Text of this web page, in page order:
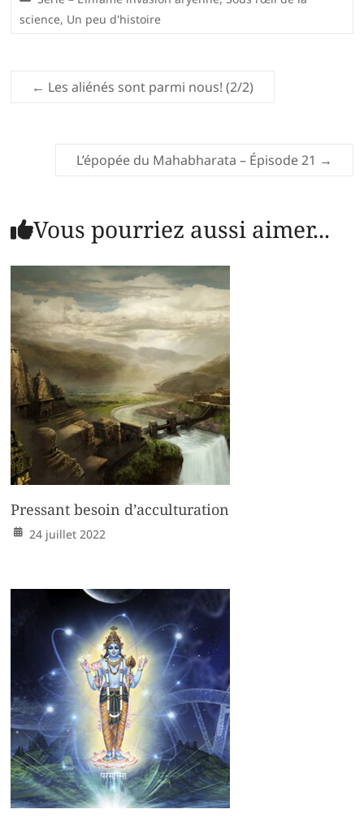
science, Un peu d'histoire
← Les aliénés sont parmi nous! (2/2)
L’épopée du Mahabharata – Épisode 21 →
Vous pourriez aussi aimer...
Pressant besoin d’acculturation
24 juillet 2022